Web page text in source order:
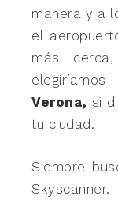
manera y a
el
más
Verona, si
tu ciudad.
Siempre
Skyscanner.